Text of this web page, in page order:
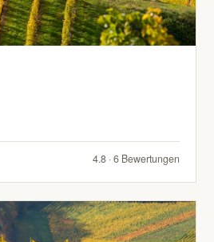
4.8 · 6 Bewertungen